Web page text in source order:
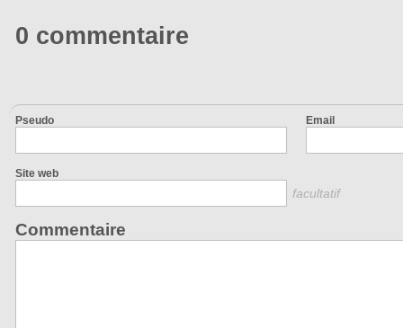
0 commentaire
Pseudo Email
Site web
facultatif
Commentaire